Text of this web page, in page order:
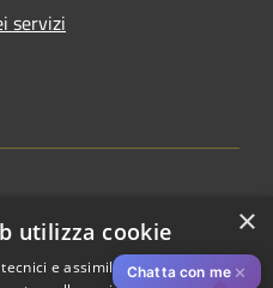
servizi
Chatta con me ✕
×
utilizza cookie
e assimilati strettamente